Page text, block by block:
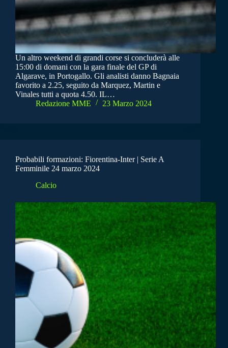
Un altro weekend di grandi corse si concluderà alle
15:00 di domani con la gara finale del GP di
Algarave, in Portogallo. Gli analisti danno Bagnaia
favorito a 2.25, seguito da Marquez, Martin e
Vinales tutti a quota 4.50. IL…
Redazione MME
23 Marzo 2024
Probabili formazioni: Fiorentina-Inter | Serie A
Femminile 24 marzo 2024
Calcio